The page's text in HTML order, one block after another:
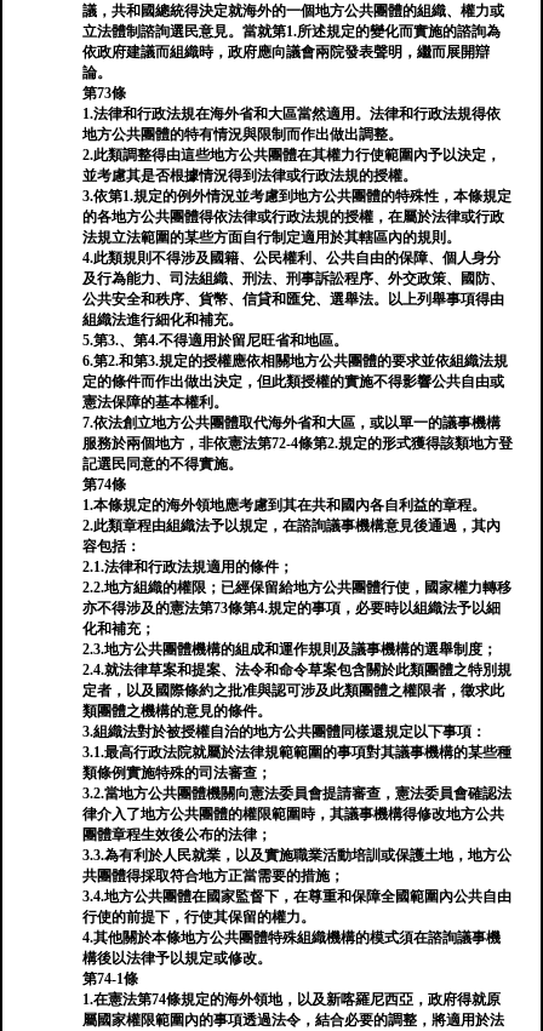
議，共和國總統得決定就海外的一個地方公共團體的組織、權力或
立法體制諮詢選民意見。當就第1.所述規定的變化而實施的諮詢為
依政府建議而組織時，政府應向議會兩院發表聲明，繼而展開辯
論。
第73條
1.法律和行政法規在海外省和大區當然適用。法律和行政法規得依
地方公共團體的特有情況與限制而作出做出調整。
2.此類調整得由這些地方公共團體在其權力行使範圍內予以決定，
並考慮其是否根據情況得到法律或行政法規的授權。
3.依第1.規定的例外情況並考慮到地方公共團體的特殊性，本條規定
的各地方公共團體得依法律或行政法規的授權，在屬於法律或行政
法規立法範圍的某些方面自行制定適用於其轄區內的規則。
4.此類規則不得涉及國籍、公民權利、公共自由的保障、個人身分
及行為能力、司法組織、刑法、刑事訴訟程序、外交政策、國防、
公共安全和秩序、貨幣、信貸和匯兌、選舉法。以上列舉事項得由
組織法進行細化和補充。
5.第3.、第4.不得適用於留尼旺省和地區。
6.第2.和第3.規定的授權應依相關地方公共團體的要求並依組織法規
定的條件而作出做出決定，但此類授權的實施不得影響公共自由或
憲法保障的基本權利。
7.依法創立地方公共團體取代海外省和大區，或以單一的議事機構
服務於兩個地方，非依憲法第72-4條第2.規定的形式獲得該類地方登
記選民同意的不得實施。
第74條
1.本條規定的海外領地應考慮到其在共和國內各自利益的章程。
2.此類章程由組織法予以規定，在諮詢議事機構意見後通過，其內
容包括：
2.1.法律和行政法規適用的條件；
2.2.地方組織的權限；已經保留給地方公共團體行使，國家權力轉移
亦不得涉及的憲法第73條第4.規定的事項，必要時以組織法予以細
化和補充；
2.3.地方公共團體機構的組成和運作規則及議事機構的選舉制度；
2.4.就法律草案和提案、法令和命令草案包含關於此類團體之特別規
定者，以及國際條約之批准與認可涉及此類團體之權限者，徵求此
類團體之機構的意見的條件。
3.組織法對於被授權自治的地方公共團體同樣還規定以下事項：
3.1.最高行政法院就屬於法律規範範圍的事項對其議事機構的某些種
類條例實施特殊的司法審查；
3.2.當地方公共團體機關向憲法委員會提請審查，憲法委員會確認法
律介入了地方公共團體的權限範圍時，其議事機構得修改地方公共
團體章程生效後公布的法律；
3.3.為有利於人民就業，以及實施職業活動培訓或保護土地，地方公
共團體得採取符合地方正當需要的措施；
3.4.地方公共團體在國家監督下，在尊重和保障全國範圍內公共自由
行使的前提下，行使其保留的權力。
4.其他關於本條地方公共團體特殊組織機構的模式須在諮詢議事機
構後以法律予以規定或修改。
第74-1條
1.在憲法第74條規定的海外領地，以及新喀羅尼西亞，政府得就原
屬國家權限範圍內的事項透過法令，結合必要的調整，將適用於法